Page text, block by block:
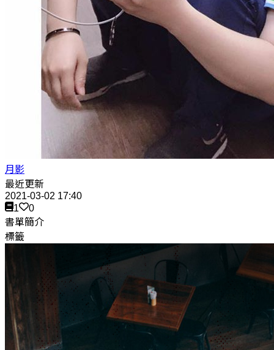
月影
最近更新
2021-03-02 17:40
1
0
書單簡介
標籤